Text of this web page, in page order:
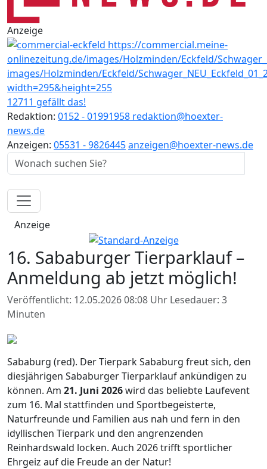
Anzeige
12711 gefällt das!
Redaktion: 0152 - 01991958 redaktion@hoexter-
news.de
Anzeigen: 05531 - 9826445anzeigen@hoexter-news.de
Anzeige
16. Sababurger Tierparklauf –
Anmeldung ab jetzt möglich!
Veröffentlicht: 12.05.2026 08:08 Uhr Lesedauer: 3
Minuten
Sababurg (red). Der Tierpark Sababurg freut sich, den
diesjährigen Sababurger Tierparklauf ankündigen zu
können. Am 21. Juni 2026wird das beliebte Laufevent
zum 16. Mal stattfinden und Sportbegeisterte,
Naturfreunde und Familien aus nah und fern in den
idyllischen Tierpark und den angrenzenden
Reinhardswald locken. Auch 2026 trifft sportlicher
Ehrgeiz auf die Freude an der Natur!